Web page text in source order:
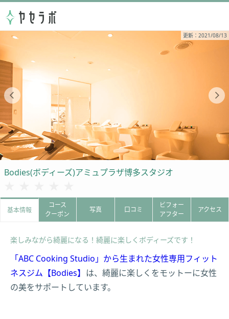
更新：2021/08/13
Bodies(ボディーズ)アミュプラザ博多スタジオ
基本情報
コース
クーポン
写真 口コミ
ビフォー
アフター
アクセス
楽しみながら綺麗になる！綺麗に楽しくボディーズです！
「ABC Cooking Studio」から生まれた女性専用フィット
ネスジム【Bodies】 は、綺麗に楽しくをモットーに女性
の美をサポートしています。